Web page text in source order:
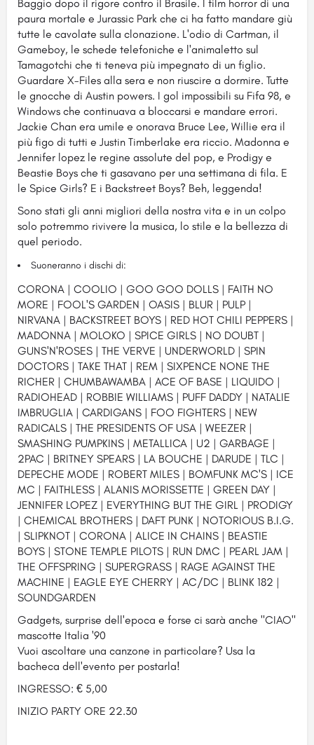
Baggio dopo il rigore contro il Brasile. I film horror di una
paura mortale e Jurassic Park che ci ha fatto mandare giù
tutte le cavolate sulla clonazione. L'odio di Cartman, il
Gameboy, le schede telefoniche e l'animaletto sul
Tamagotchi che ti teneva più impegnato di un figlio.
Guardare X-Files alla sera e non riuscire a dormire. Tutte
le gnocche di Austin powers. I gol impossibili su Fifa 98, e
Windows che continuava a bloccarsi e mandare errori.
Jackie Chan era umile e onorava Bruce Lee, Willie era il
più figo di tutti e Justin Timberlake era riccio. Madonna e
Jennifer lopez le regine assolute del pop, e Prodigy e
Beastie Boys che ti gasavano per una settimana di fila. E
le Spice Girls? E i Backstreet Boys? Beh, leggenda!
Sono stati gli anni migliori della nostra vita e in un colpo
solo potremmo rivivere la musica, lo stile e la bellezza di
quel periodo.
Suoneranno i dischi di:
CORONA | COOLIO | GOO GOO DOLLS | FAITH NO
MORE | FOOL'S GARDEN | OASIS | BLUR | PULP |
NIRVANA | BACKSTREET BOYS | RED HOT CHILI PEPPERS |
MADONNA | MOLOKO | SPICE GIRLS | NO DOUBT |
GUNS'N'ROSES | THE VERVE | UNDERWORLD | SPIN
DOCTORS | TAKE THAT | REM | SIXPENCE NONE THE
RICHER | CHUMBAWAMBA | ACE OF BASE | LIQUIDO |
RADIOHEAD | ROBBIE WILLIAMS | PUFF DADDY | NATALIE
IMBRUGLIA | CARDIGANS | FOO FIGHTERS | NEW
RADICALS | THE PRESIDENTS OF USA | WEEZER |
SMASHING PUMPKINS | METALLICA | U2 | GARBAGE |
2PAC | BRITNEY SPEARS | LA BOUCHE | DARUDE | TLC |
DEPECHE MODE | ROBERT MILES | BOMFUNK MC'S | ICE
MC | FAITHLESS | ALANIS MORISSETTE | GREEN DAY |
JENNIFER LOPEZ | EVERYTHING BUT THE GIRL | PRODIGY
| CHEMICAL BROTHERS | DAFT PUNK | NOTORIOUS B.I.G.
| SLIPKNOT | CORONA | ALICE IN CHAINS | BEASTIE
BOYS | STONE TEMPLE PILOTS | RUN DMC | PEARL JAM |
THE OFFSPRING | SUPERGRASS | RAGE AGAINST THE
MACHINE | EAGLE EYE CHERRY | AC/DC | BLINK 182 |
SOUNDGARDEN
Gadgets, surprise dell'epoca e forse ci sarà anche "CIAO"
mascotte Italia '90
Vuoi ascoltare una canzone in particolare? Usa la
bacheca dell'evento per postarla!
INGRESSO: € 5,00
INIZIO PARTY ORE 22.30